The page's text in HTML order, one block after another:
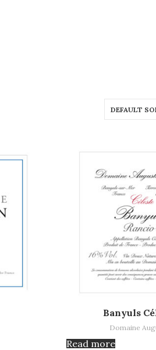
DEFAULT
Read moreBanyuls
Domaine
Read more